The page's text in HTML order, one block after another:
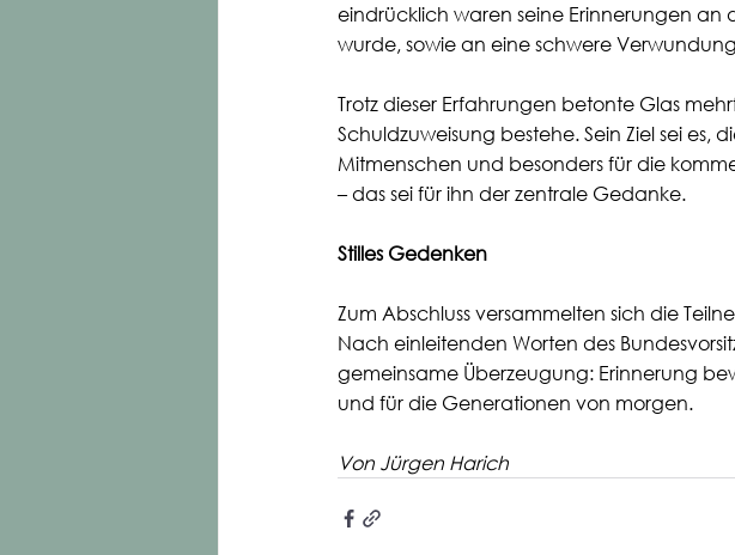
eindrücklich waren seine Erinnerungen an
wurde, sowie an eine schwere
Trotz dieser Erfahrungen betonte Glas
Schuldzuweisung bestehe. Sein Ziel sei es,
Mitmenschen und besonders für die
– das sei für ihn der zentrale Gedanke.
Stilles Gedenken
Zum Abschluss versammelten sich die
Nach einleitenden Worten des
gemeinsame Überzeugung: Erinnerung
und für die Generationen von morgen.
Von Jürgen Harich